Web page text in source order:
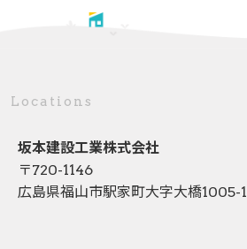
Locations
坂本建設工業株式会社
〒720-1146
広島県福山市駅家町大字大橋1005-1